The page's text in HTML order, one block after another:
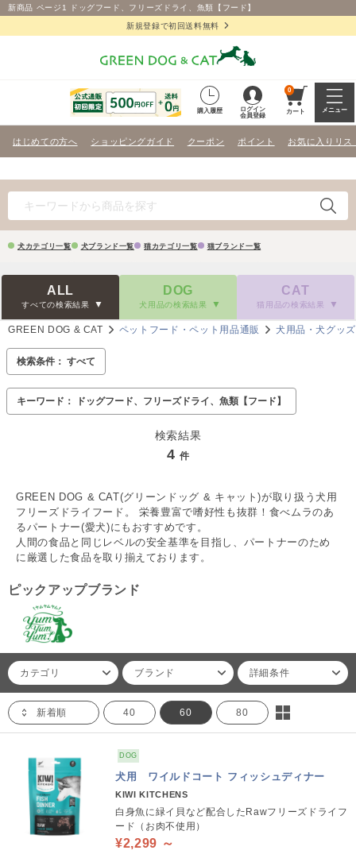
新商品 ページ1 ドッグフード、フリーズドライ、魚類【フード】
新規登録で初回送料無料
購入履歴
ログイン
会員登録
0
カート メニュー
はじめての方へ ショッピングガイド クーポン ポイント お気に入りリス
犬カテゴリ一覧 犬ブランド一覧 猫カテゴリ一覧 猫ブランド一覧
ALL
すべての検索結果
DOG
犬用品の検索結果
CAT
猫用品の検索結果
GREEN DOG & CAT ペットフード・ペット用品通販 犬用品・犬グッズ
検索条件： すべて
キーワード： ドッグフード、フリーズドライ、魚類【フード】
検索結果
4 件
GREEN DOG & CAT(グリーンドッグ & キャット)が取り扱う犬用
フリーズドライフード。 栄養豊富で嗜好性も抜群！食べムラのあ
るパートナー(愛犬)にもおすすめです。
人間の食品と同じレベルの安全基準を目指し、パートナーのため
に厳選した食品を取り揃えております。
ピックアップブランド
カテゴリ ブランド 詳細条件
新着順 40 60 80
DOG
犬用 ワイルドコート フィッシュディナー
KIWI KITCHENS
白身魚に緑イ貝など配合したRawフリーズドライフ
ード（お肉不使用）
¥2,299 ～